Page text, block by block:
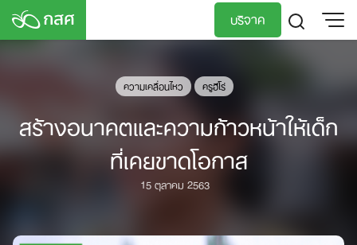
Skip
บริจาค
TH
ความเคลื่อนไหว ครูฮีโร่
สร้างอนาคตและความก้าวหน้าให้เด็ก
ที่เคยขาดโอกาส​
15 ตุลาคม 2563